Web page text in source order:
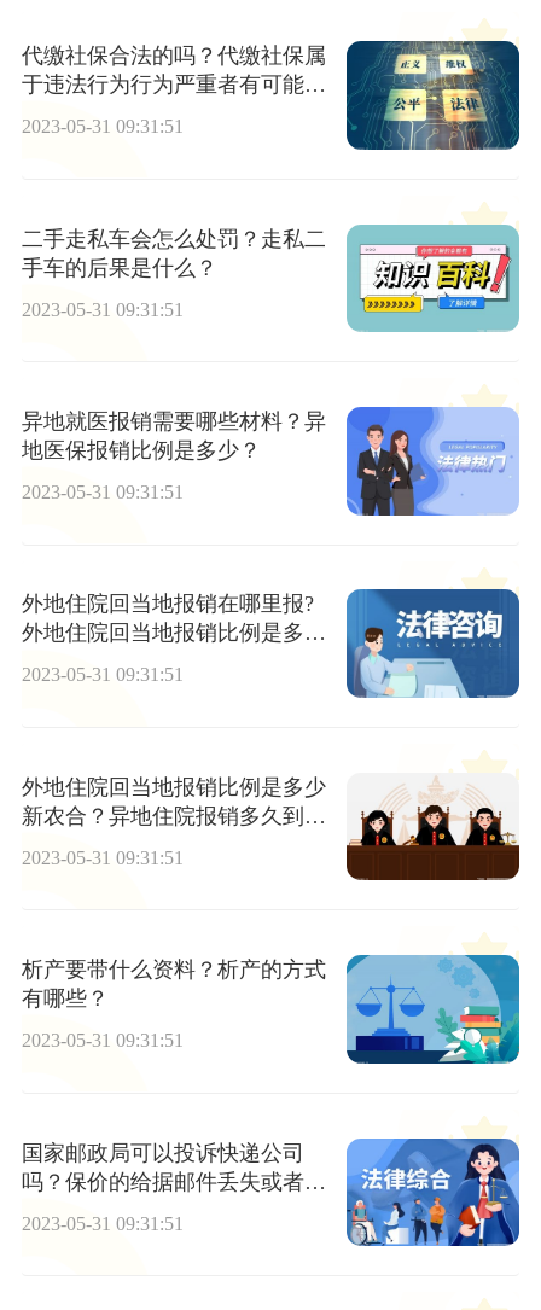
代缴社保合法的吗？代缴社保属
于违法行为行为严重者有可能有
入刑的风险吗？
2023-05-31 09:31:51
二手走私车会怎么处罚？走私二
手车的后果是什么？
2023-05-31 09:31:51
异地就医报销需要哪些材料？异
地医保报销比例是多少？
2023-05-31 09:31:51
外地住院回当地报销在哪里报?
外地住院回当地报销比例是多
少？
2023-05-31 09:31:51
外地住院回当地报销比例是多少
新农合？异地住院报销多久到
2023-05-31 09:31:51
析产要带什么资料？析产的方式
有哪些？
2023-05-31 09:31:51
国家邮政局可以投诉快递公司
吗？保价的给据邮件丢失或者全
2023-05-31 09:31:51